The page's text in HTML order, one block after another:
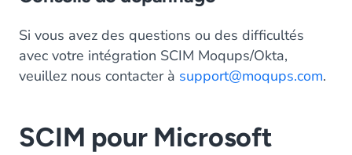
Si vous avez des questions ou des difficultés
avec votre intégration SCIM Moqups/Okta,
veuillez nous contacter à support@moqups.com.
SCIM pour Microsoft